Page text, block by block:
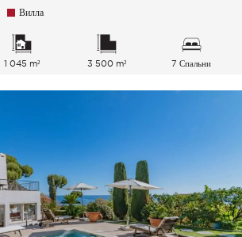
Вилла
1 045 m² 3 500 m² 7 Спальни